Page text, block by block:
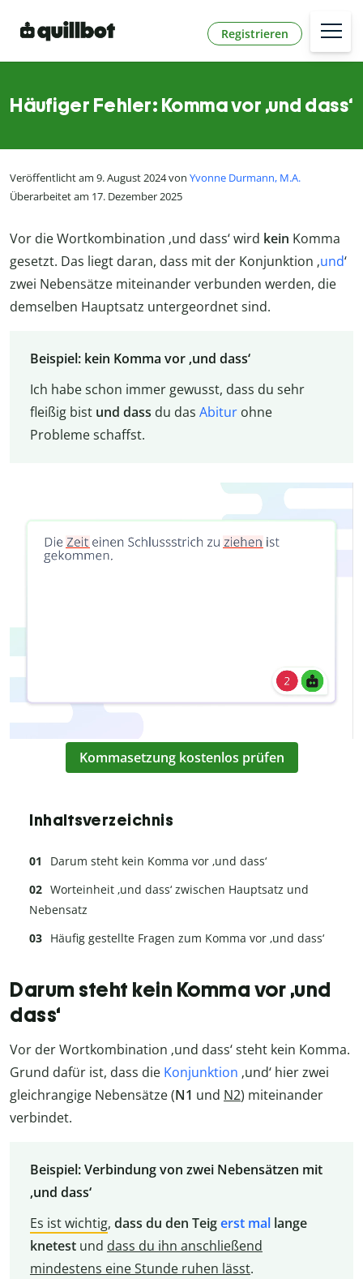
Registrieren
Häufiger Fehler: Komma vor ‚und dass‘
Veröffentlicht am 9. August 2024 von Yvonne Durmann, M.A.
Überarbeitet am 17. Dezember 2025
Vor die Wortkombination ‚und dass‘ wird kein Komma
gesetzt. Das liegt daran, dass mit der Konjunktion ‚und‘
zwei Nebensätze miteinander verbunden werden, die
demselben Hauptsatz untergeordnet sind.
Beispiel: kein Komma vor ‚und dass‘
Ich habe schon immer gewusst, dass du sehr
fleißig bist und dass du das Abiturohne
Probleme schaffst.
Kommasetzung kostenlos prüfen
Inhaltsverzeichnis
Darum steht kein Komma vor ‚und dass‘
Worteinheit ‚und dass‘ zwischen Hauptsatz und
Nebensatz
Häufig gestellte Fragen zum Komma vor ‚und dass‘
Darum steht kein Komma vor ‚und
dass‘
Vor der Wortkombination ‚und dass‘ steht kein Komma.
Grund dafür ist, dass die Konjunktion ‚und‘ hier zwei
gleichrangige Nebensätze (N1 und N2) miteinander
verbindet.
Beispiel: Verbindung von zwei Nebensätzen mit
‚und dass‘
Es ist wichtig, dass du den Teigerst mallange
knetestund dass du ihn anschließend
mindestens eine Stunde ruhen lässt.